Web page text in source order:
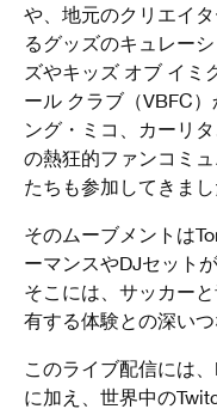
や、地元のクリエイ
るグッズのキュレー
ズやキッズ オブ イミ
ール クラブ（VBFC
ング・ミコ、カーリ
の熱狂的ファンコミ
たちも参加してきまし
そのムーブメントは
ーマンスやDJセット
そこには、サッカー
有する体験との深い
このライブ配信には
に加え、世界中の